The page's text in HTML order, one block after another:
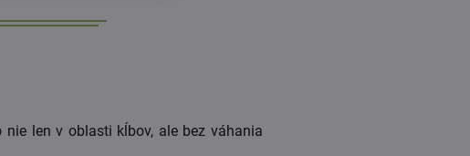
nie len v oblasti kĺbov, ale bez váhania